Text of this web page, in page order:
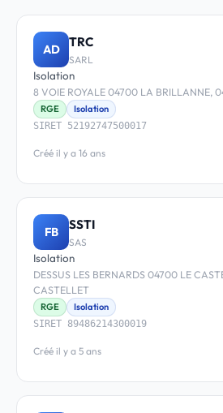
AD TRC
SARL
Isolation
8 VOIE ROYALE 04700 LA BRILLANNE,
RGE
Isolation
SIRET 52192747500017
Créé il y a 16 ans
FB SSTI
SAS
Isolation
DESSUS LES BERNARDS 04700 LE
CASTELLET
RGE
Isolation
SIRET 89486214300019
Créé il y a 5 ans